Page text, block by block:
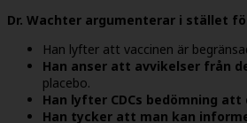
Dr. Wachter argumenterar i stället
Han lyfter att vaccinen är
Han anser att avvikelser från
placebo.
Han lyfter CDCs bedömning
Han tycker att man kan